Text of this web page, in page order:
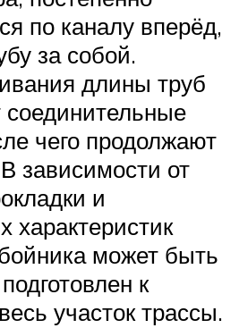
по каналу вперёд,
за собой.
длины труб
чего продолжают
зависимости от
и
характеристик
может быть
к
участок трассы.